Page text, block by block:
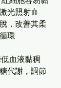
光照射血
，改善其柔
環
代謝，調節